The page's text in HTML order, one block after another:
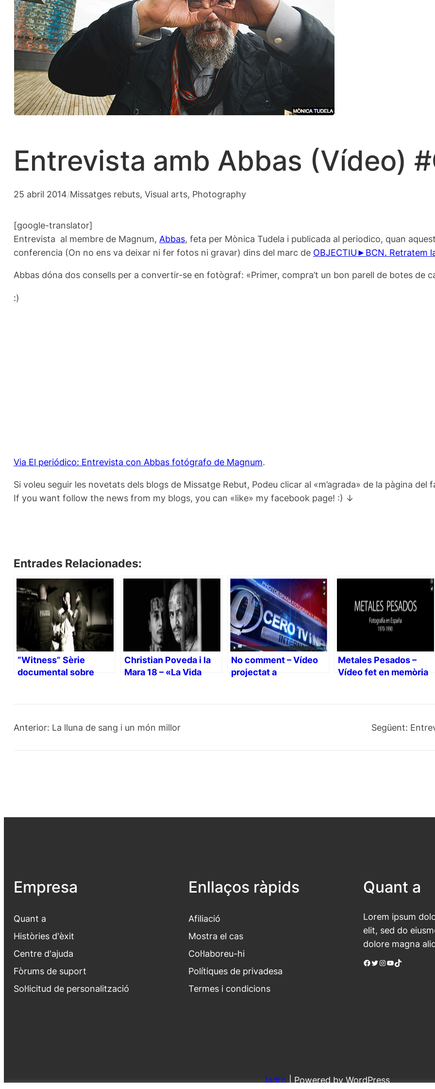
Entrevista amb Abbas (Vídeo)
25 abril 2014/Missatges rebuts, Visual arts, Photography
[google-translator]
Entrevista al membre de Magnum, Abbas, feta per Mònica Tudela i publicada al periodico, quan
conferencia (On no ens va deixar ni fer fotos ni gravar) dins del marc de OBJECTIU►BCN. Retratem
Abbas dóna dos consells per a convertir-se en fotògraf: «Primer, compra’t un bon parell de botes de
:)
Via El periódico: Entrevista con Abbas fotógrafo de Magnum.
Si voleu seguir les novetats dels blogs de Missatge Rebut, Podeu clicar al «m’agrada» de la pàgina del
If you want follow the news from my blogs, you can «like» my facebook page! :) ↓
Entrades Relacionades:
“Witness” Sèrie
documental sobre
Christian Poveda i la
Mara 18 – «La Vida
No comment – Vídeo
projectat a
Metales Pesados –
Vídeo fet en memòria
Anterior: La lluna de sang i un món millor Següent:
Empresa
Quant a
Històries d'èxit
Centre d'ajuda
Fòrums de suport
Sol·licitud de personalització
Enllaços ràpids
Afiliació
Mostra el cas
Col·laboreu-hi
Polítiques de privadesa
Termes i condicions
Quant a
Lorem ipsum
elit, sed do
dolore magna
Facebook Twitter Instagram YouTube TikTok
Jadro |Powered by WordPress